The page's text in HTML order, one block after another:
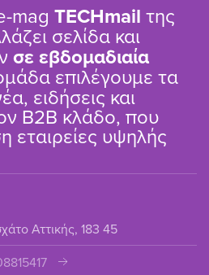
mag TΕCHmail της
σελίδα και
σε εβδομαδιαία
επιλέγουμε τα
ειδήσεις και
B2B κλάδο, που
υψηλής
Αττικής, 183 45